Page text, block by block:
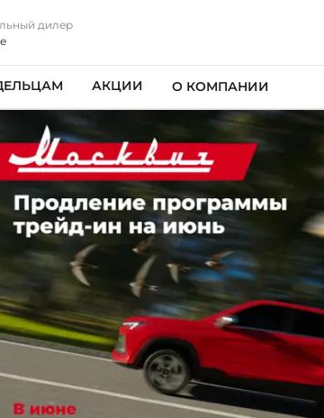
дилер
АКЦИИ О КОМПАНИИ